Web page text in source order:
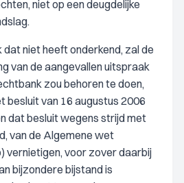
niet op een deugdelijke
dat niet heeft onderkend, zal de
van de aangevallen uitspraak
zou behoren te doen,
besluit van 16 augustus 2006
dat besluit wegens strijd met
van de Algemene wet
vernietigen, voor zover daarbij
bijzondere bijstand is